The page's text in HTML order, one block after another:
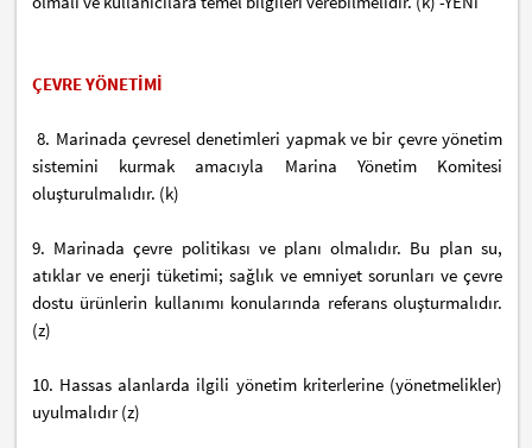
ÇEVRE YÖNETİMİ
8. Marinada çevresel denetimleri yapmak ve bir çevre yönetim
sistemini kurmak amacıyla Marina Yönetim Komitesi
oluşturulmalıdır. (k)
9. Marinada çevre politikası ve planı olmalıdır. Bu plan su,
atıklar ve enerji tüketimi; sağlık ve emniyet sorunları ve çevre
dostu ürünlerin kullanımı konularında referans oluşturmalıdır.
(z)
10. Hassas alanlarda ilgili yönetim kriterlerine (yönetmelikler)
uyulmalıdır (z)